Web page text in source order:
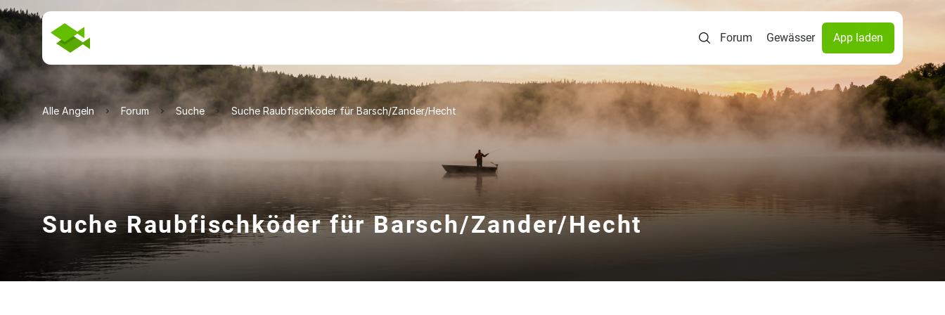
Forum Gewässer App laden
Alle Angeln Forum Suche Suche Raubfischköder für Barsch/Zander/Hecht
Suche Raubfischköder für Barsch/Zander/Hecht